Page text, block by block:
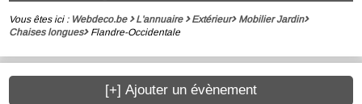
Vous êtes ici : Webdeco.be L'annuaire Extérieur
Mobilier Jardin
Chaises longues
Flandre-Occidentale
[+] Ajouter un évènement